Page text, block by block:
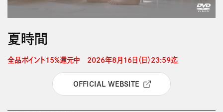
夏時間
全品ポイント15%還元中　2026年8月16日（日）23:59迄
OFFICIAL WEBSITE